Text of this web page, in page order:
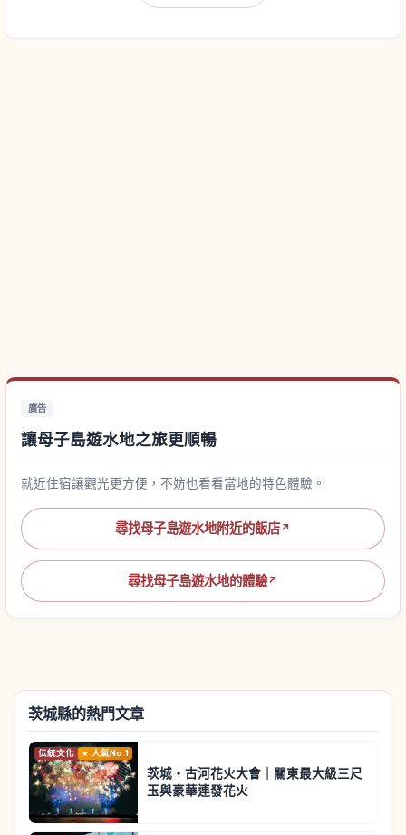
廣告
讓母子島遊水地之旅更順暢
就近住宿讓觀光更方便，不妨也看看當地的特色體驗。
尋找母子島遊水地附近的飯店↗
尋找母子島遊水地的體驗↗
茨城縣的熱門文章
伝統文化 人氣No.1
茨城・古河花火大會｜關東最大級三尺
玉與豪華連發花火